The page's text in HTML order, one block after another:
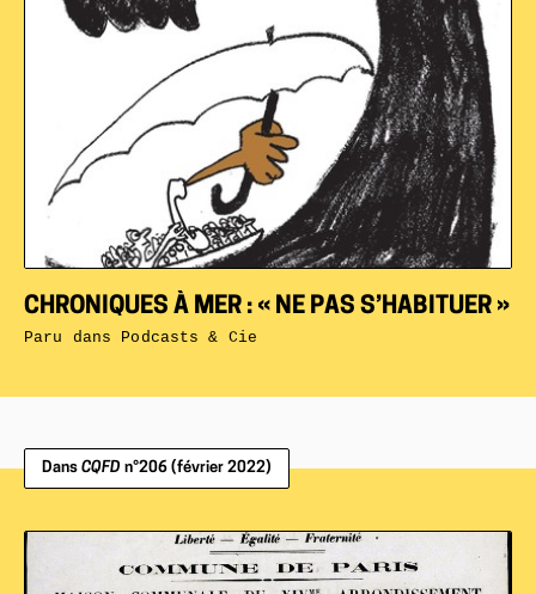
CHRONIQUES À MER : « NE PAS S’HABITUER »
Paru dans Podcasts & Cie
Dans CQFD n°206 (février 2022)